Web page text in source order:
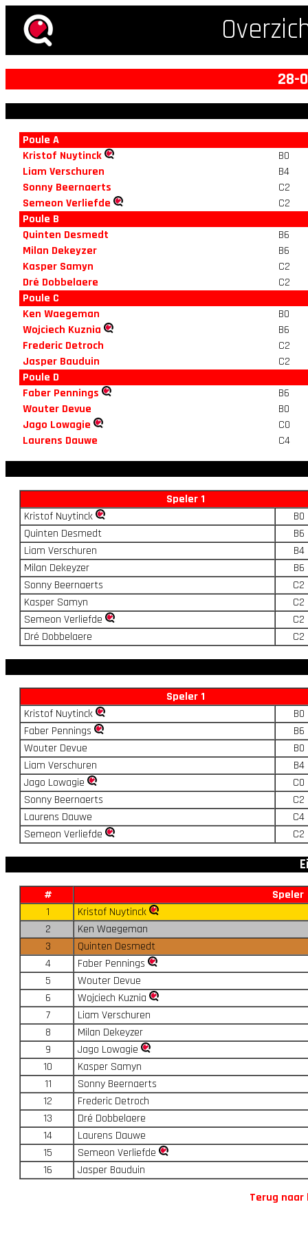
28-
Poule A
Kristof Nuytinck
B0
Liam Verschuren
B4
Sonny Beernaerts
C2
Semeon Verliefde
C2
Poule B
Quinten Desmedt
B6
Milan Dekeyzer
B6
Kasper Samyn
C2
Dré Dobbelaere
C2
Poule C
Ken Waegeman
B0
Wojciech Kuznia
B6
Frederic Detroch
C2
Jasper Bauduin
C2
Poule D
Faber Pennings
B6
Wouter Devue
B0
Jago Lowagie
C0
Laurens Dauwe
C4
Speler 1
Kristof Nuytinck
B0
Quinten Desmedt
B6
Liam Verschuren
B4
Milan Dekeyzer
B6
Sonny Beernaerts
C2
Kasper Samyn
C2
Semeon Verliefde
C2
Dré Dobbelaere
C2
Speler 1
Kristof Nuytinck
B0
Faber Pennings
B6
Wouter Devue
B0
Liam Verschuren
B4
Jago Lowagie
C0
Sonny Beernaerts
C2
Laurens Dauwe
C4
Semeon Verliefde
C2
#
Speler
1
Kristof Nuytinck
2
Ken Waegeman
3
Quinten Desmedt
4
Faber Pennings
5
Wouter Devue
6
Wojciech Kuznia
7
Liam Verschuren
8
Milan Dekeyzer
9
Jago Lowagie
10
Kasper Samyn
11
Sonny Beernaerts
12
Frederic Detroch
13
Dré Dobbelaere
14
Laurens Dauwe
15
Semeon Verliefde
16
Jasper Bauduin
Terug